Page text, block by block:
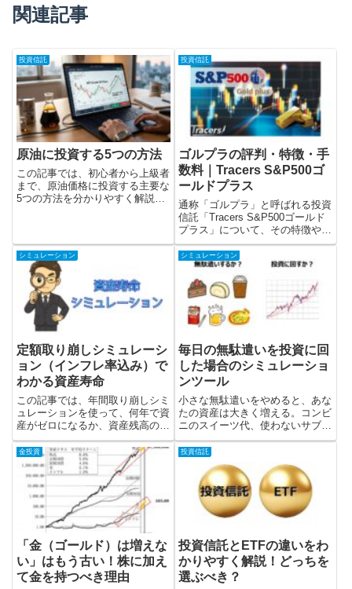
関連記事
投資信託
原油に投資する5つの方法
この記事では、初心者から上級者
まで、原油価格に投資する主要な
5つの方法を分かりやすく解説し
がいいでしょう。短期で売買した
い人は、CFD。
投資信託
ゴルプラの評判・特徴・手
数料｜Tracers S&P500ゴ
ールドプラス
通称「ゴルプラ」と呼ばれる投資
信託「Tracers S&P500ゴールド
プラス」について、その特徴や手
数料をわかりやすく紹介します。
ゴルプラは金とS＆P500に投資す
ることと、2倍のレバレッジをか
けていることが特徴です。2022
年8月の設定来では、金と
NASDAQより高い値上がりをす
る実績を出しています。
シミュレーション
定額取り崩しシミュレーシ
ョン（インフレ率込み）で
わかる資産寿命
この記事では、年間取り崩しシミ
ュレーションを使って、何年で資
産がゼロになるか、資産残高の推
移を具体的に確認する方法を紹介
します。事前に資産寿命がわかっ
ていると安心ですし、まんがいち
資産寿命が短くてもこれから対策
ができます。ぜひお試しくださ
い。
シミュレーション
毎日の無駄遣いを投資に回
した場合のシミュレーショ
ンツール
小さな無駄遣いをやめると、あな
たの資産は大きく増える。コンビ
ニのスイーツ代、使わないサブス
ク、毎日のカフェ代、これらをほ
んの少し削るだけで、老後の不安
が減り、経済的に自由に近づき、
資産が増え、人生の選択肢が広が
ります。
金投資
「金（ゴールド）は増えな
い」はもう古い！株に加え
て金を持つべき理由
投資信託
投資信託とETFの違いをわ
かりやすく解説！どっちを
選ぶべき？